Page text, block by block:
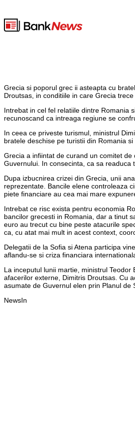
Grecia si poporul grec ii asteapta cu
Droutsas, in conditiile in care Grecia
Intrebat in cel fel relatiile dintre Romania
recunoscand ca intreaga regiune se
In ceea ce priveste turismul, ministrul
bratele deschise pe turistii din Romania si
Grecia a infiintat de curand un comitet
Guvernului. In consecinta, ca sa readuca
Dupa izbucnirea crizei din Grecia, unii
reprezentate. Bancile elene controleaza
piete financiare au cea mai mare
Intrebat ce risc exista pentru economia
bancilor grecesti in Romania, dar a tinut
euro au trecut cu bine peste atacurile
ca, cu atat mai mult in acest context,
Delegatii de la Sofia si Atena participa
aflandu-se si criza financiara
La inceputul lunii martie, ministrul
afacerilor externe, Dimitris Droutsas. Cu
asumate de Guvernul elen prin Planul de
NewsIn